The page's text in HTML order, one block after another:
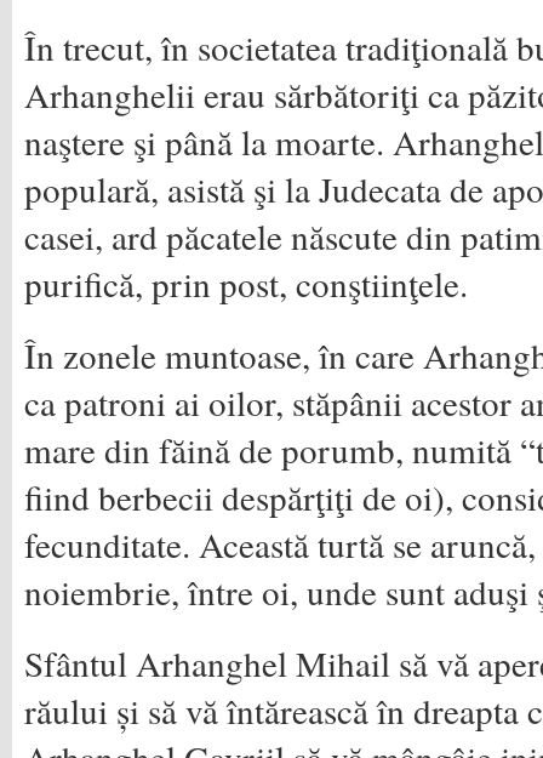
În trecut, în societatea tradiţională
Arhanghelii erau sărbătoriţi ca
naştere şi până la moarte.
populară, asistă şi la Judecata de
casei, ard păcatele născute din
purifică, prin post, conştiinţele.
În zonele muntoase, în care
ca patroni ai oilor, stăpânii acestor
mare din făină de porumb, numită
fiind berbecii despărţiţi de oi),
fecunditate. Această turtă se
noiembrie, între oi, unde sunt aduşi
Sfântul Arhanghel Mihail să vă
răului și să vă întărească în dreapta